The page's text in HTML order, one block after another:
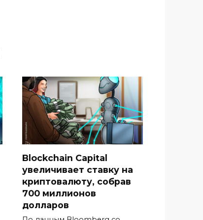
Blockchain Capital
увеличивает ставку на
криптовалюту, собрав
700 миллионов
долларов